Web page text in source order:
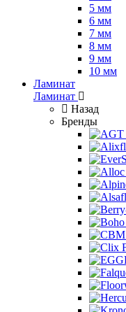
5 мм
6 мм
7 мм
8 мм
9 мм
10 мм
Ламинат
Ламинат
Назад
Бренды